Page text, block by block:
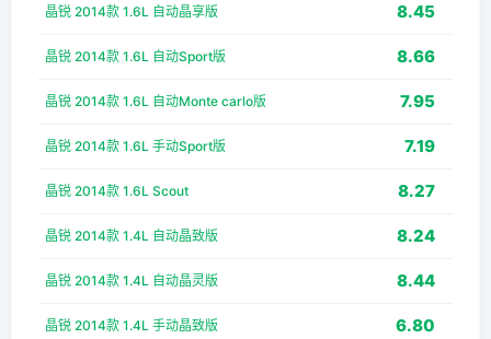
晶锐 2014款 1.6L 自动晶享版 8.45
晶锐 2014款 1.6L 自动Sport版 8.66
晶锐 2014款 1.6L 自动Monte carlo版 7.95
晶锐 2014款 1.6L 手动Sport版 7.19
晶锐 2014款 1.6L Scout 8.27
晶锐 2014款 1.4L 自动晶致版 8.24
晶锐 2014款 1.4L 自动晶灵版 8.44
晶锐 2014款 1.4L 手动晶致版 6.80